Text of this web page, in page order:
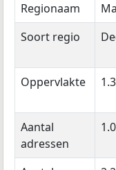
Regionaam
Soort regio
Oppervlakte
Aantal
adressen